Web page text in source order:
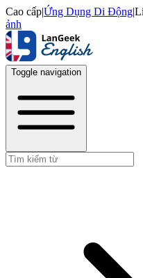
Cao cấp|Ứng Dụng Di Động|
ảnh
Toggle navigation